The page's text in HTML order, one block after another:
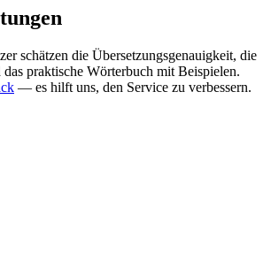
schätzen die Übersetzungsgenauigkeit, die
praktische Wörterbuch mit Beispielen.
— es hilft uns, den Service zu verbessern.